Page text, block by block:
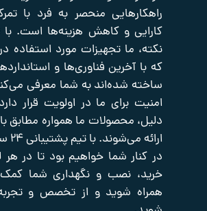
منحصر به فرد با تمرکز بر افزایش
و کاهش هزینه‌ها است. با توجه به این
ما تجهیزات مورد استفاده در مرکز داده را
فناوری‌ها و استانداردهای بین‌المللی
شده‌اند به شما معرفی می‌کنیم. کیفیت و
برای ما در اولویت قرار دارد و به همین
محصولات ما همواره مطابق با نیازهای شما
ارائه می‌شوند. با تیم پشتیبانی ۲۴ ساعته، همواره
شما خواهیم بود تا در هر لحظه از روند
نصب و نگهداری شما کمک کنیم. با ما
شوید و از تخصص و تجربه ما بهره‌مند